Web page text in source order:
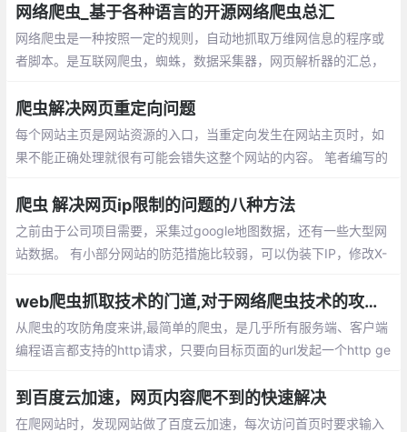
aScript代码、模拟最新无界面浏览器...
网络爬虫_基于各种语言的开源网络爬虫总汇
网络爬虫是一种按照一定的规则，自动地抓取万维网信息的程序或
者脚本。是互联网爬虫，蜘蛛，数据采集器，网页解析器的汇总，
爬虫解决网页重定向问题
每个网站主页是网站资源的入口，当重定向发生在网站主页时，如
果不能正确处理就很有可能会错失这整个网站的内容。 笔者编写的
爬虫 解决网页ip限制的问题的八种方法
之前由于公司项目需要，采集过google地图数据，还有一些大型网
站数据。 有小部分网站的防范措施比较弱，可以伪装下IP，修改X-
轮换 ,使用代理 ip 和轮换
web爬虫抓取技术的门道,对于网络爬虫技术的攻与防
从爬虫的攻防角度来讲,最简单的爬虫，是几乎所有服务端、客户端
编程语言都支持的http请求，只要向目标页面的url发起一个http ge
们称之为“同步页”。
到百度云加速，网页内容爬不到的快速解决
在爬网站时，发现网站做了百度云加速，每次访问首页时要求输入